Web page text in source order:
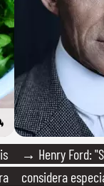
→ Henry Ford:
considera